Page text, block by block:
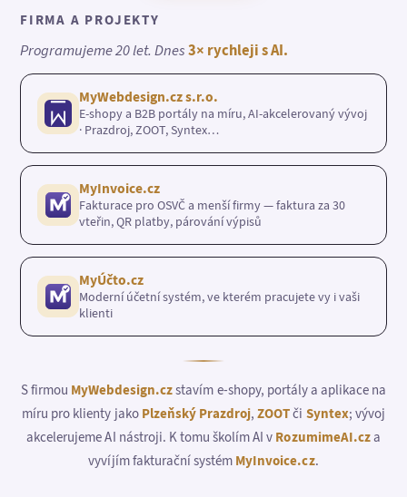
FIRMA A PROJEKTY
Programujeme 20 let. Dnes3× rychleji s AI.
MyWebdesign.cz s.r.o.
E-shopy a B2B portály na míru, AI-akcelerovaný vývoj
· Prazdroj, ZOOT, Syntex…
MyInvoice.cz
Fakturace pro OSVČ a menší firmy — faktura za 30
vteřin, QR platby, párování výpisů
MyÚčto.cz
Moderní účetní systém, ve kterém pracujete vy i vaši
klienti
S firmou MyWebdesign.czstavím e-shopy, portály a aplikace na
míru pro klienty jako Plzeňský Prazdroj,ZOOTči Syntex; vývoj
akcelerujeme AI nástroji. K tomu školím AI v RozumimeAI.cza
vyvíjím fakturační systém MyInvoice.cz.